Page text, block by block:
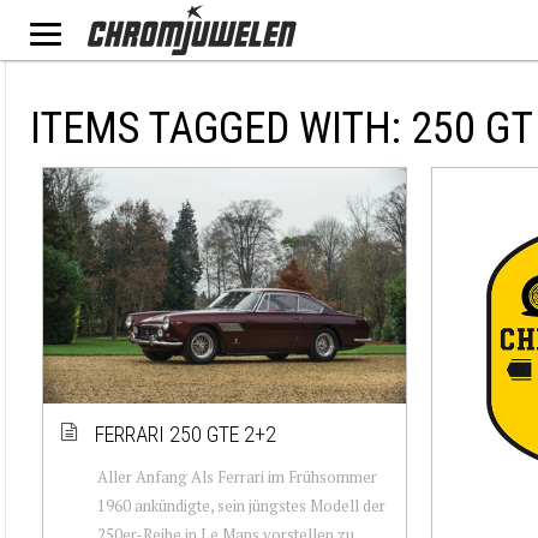
ITEMS TAGGED WITH: 250
FERRARI 250 GTE 2+2
Aller Anfang Als Ferrari im Frühsommer
1960 ankündigte, sein jüngstes Modell der